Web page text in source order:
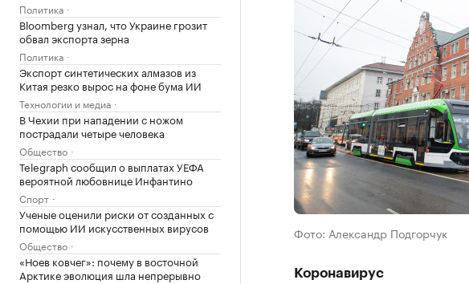
Политика
Bloomberg узнал, что Украине грозит
обвал экспорта зерна
Политика
Экспорт синтетических алмазов из
Китая резко вырос на фоне бума ИИ
Технологии и медиа
В Чехии при нападении с ножом
пострадали четыре человека
Общество
Telegraph сообщил о выплатах УЕФА
вероятной любовнице Инфантино
Спорт
Ученые оценили риски от созданных с
помощью ИИ искусственных вирусов
Общество
«Ноев ковчег»: почему в восточной
Арктике эволюция шла непрерывно
Фото: Александр Подгорчук
Коронавирус